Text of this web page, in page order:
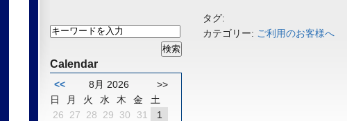
タグ:
カテゴリー: ご利用のお客様へ
Calendar
<< 8月 2026
>>
日
月 火 水 木 金
土
26
27 28 29 30 31
1